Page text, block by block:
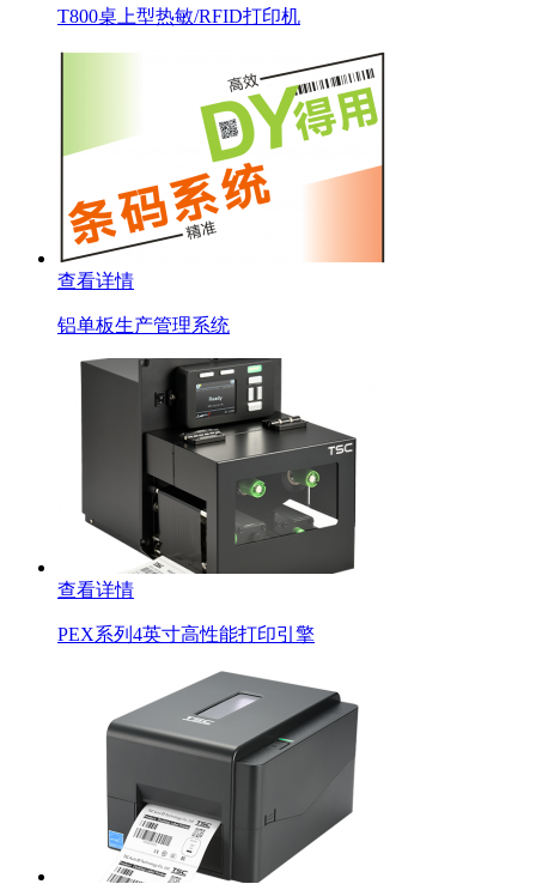
T800桌上型热敏/RFID打印机
查看详情
铝单板生产管理系统
查看详情
PEX系列4英寸高性能打印引擎